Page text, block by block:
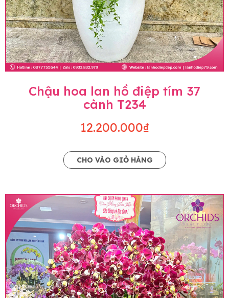
Chậu hoa lan hồ điệp tím 37
cành T234
12.200.000₫
CHO VÀO GIỎ HÀNG